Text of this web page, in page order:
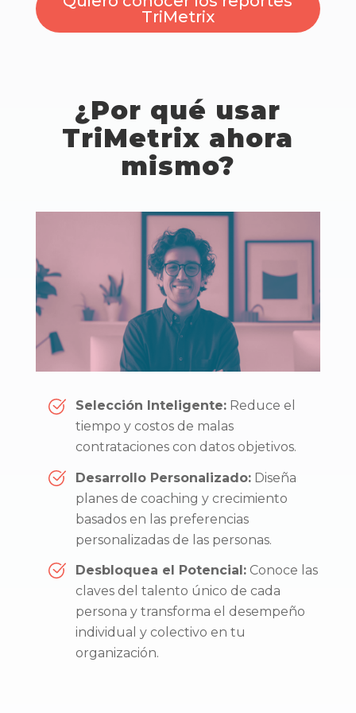
TriMetrix
¿Por qué usar
TriMetrix ahora
mismo?
Selección Inteligente: Reduce el
tiempo y costos de malas
contrataciones con datos objetivos.
Desarrollo Personalizado: Diseña
planes de coaching y crecimiento
basados en las preferencias
personalizadas de las personas.
Desbloquea el Potencial: Conoce las
claves del talento único de cada
persona y transforma el desempeño
individual y colectivo en tu
organización.